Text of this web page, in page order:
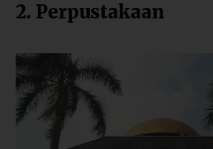
2. Perpustakaan